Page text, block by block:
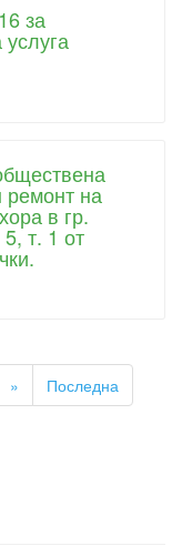
за
ремонт на
в гр.
т. 1 от
» Последна